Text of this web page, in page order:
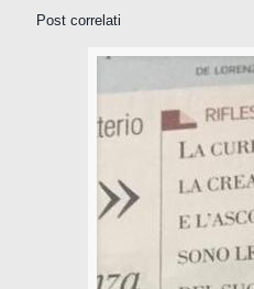
Post correlati